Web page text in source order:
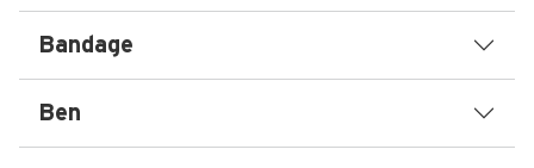
Bandage
Ben